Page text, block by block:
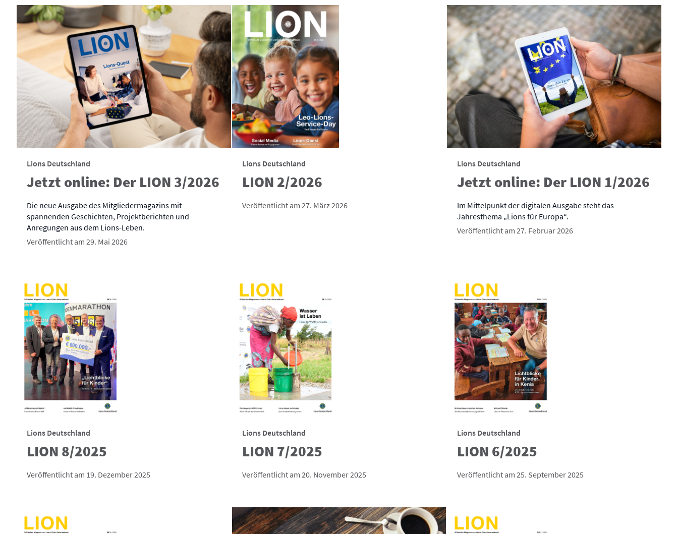
Lions Deutschland
Jetzt online: Der LION 3/2026
Die neue Ausgabe des Mitgliedermagazins mit
spannenden Geschichten, Projektberichten und
Anregungen aus dem Lions-Leben.
Veröffentlicht am 29. Mai 2026
Lions Deutschland
LION 2/2026
Veröffentlicht am 27. März 2026
Lions Deutschland
Jetzt online: Der LION 1/2026
Im Mittelpunkt der digitalen Ausgabe steht das
Jahresthema „Lions für Europa“.
Veröffentlicht am 27. Februar 2026
Lions Deutschland
LION 8/2025
Veröffentlicht am 19. Dezember 2025
Lions Deutschland
LION 7/2025
Veröffentlicht am 20. November 2025
Lions Deutschland
LION 6/2025
Veröffentlicht am 25. September 2025